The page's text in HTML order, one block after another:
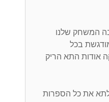
המשחק שלנו
בכל
אודות התא הריק
לתא את כל הספרות